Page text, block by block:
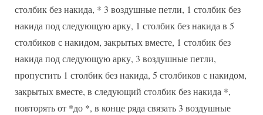
столбик без накида, * 3 воздушные петли, 1 столбик без
накида под следующую арку, 1 столбик без накида в 5
столбиков с накидом, закрытых вместе, 1 столбик без
накида под следующую арку, 3 воздушные петли,
пропустить 1 столбик без накида, 5 столбиков с накидом,
закрытых вместе, в следующий столбик без накида *,
повторять от *до *, в конце ряда связать 3 воздушные